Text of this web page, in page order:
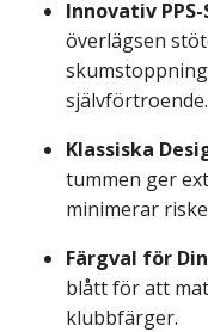
Innovativ
överlägsen
självförtroende.
Klassiska
tummen ger
minimerar
Färgval för
blått för att
klubbfärger.